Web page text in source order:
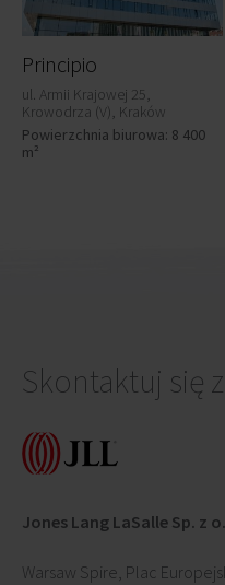
Principio
ul. Armii Krajowej 25,
Krowodrza (V), Kraków
Powierzchnia biurowa: 8 400
m²
Skontaktuj się
Jones Lang LaSalle Sp. z
Warsaw Spire, Plac